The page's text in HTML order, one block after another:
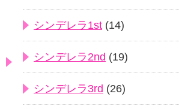
シンデレラ1st (14)
シンデレラ2nd (19)
シンデレラ3rd (26)